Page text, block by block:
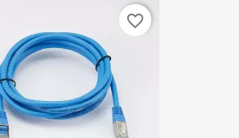
favorite_border